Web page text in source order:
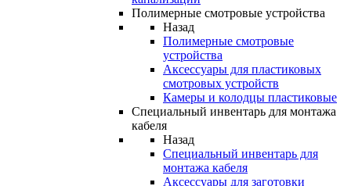
Полимерные смотровые устройства
Назад
Полимерные смотровые
устройства
Аксессуары для пластиковых
смотровых устройств
Камеры и колодцы пластиковые
Специальный инвентарь для монтажа
кабеля
Назад
Специальный инвентарь для
монтажа кабеля
Аксессуары для заготовки